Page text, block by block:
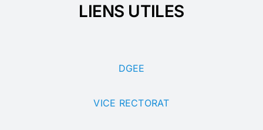
LIENS UTILES
DGEE
VICE RECTORAT